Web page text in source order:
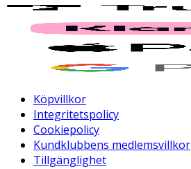
Köpvillkor
Integritetspolicy
Cookiepolicy
Kundklubbens medlemsvillkor
Tillgänglighet